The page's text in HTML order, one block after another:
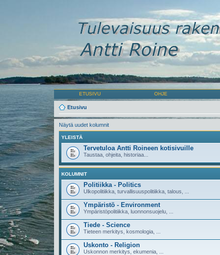
ETUSIVU OHJE
Etusivu
Näytä uudet kolumnit
YLEISTÄ
Tervetuloa Antti Roineen kotisivuille
Taustaa, ohjeita, historiaa...
KOLUMNIT
Politiikka - Politics
Ulkopolitiikka, turvallisuuspolitiikka, talous, ...
Ympäristö - Environment
Ympäristöpolitiikka, luonnonsuojelu, ...
Tiede - Science
Tieteen merkitys, kosmologia, ...
Uskonto - Religion
Uskonnon merkitys, ekumenia, ...